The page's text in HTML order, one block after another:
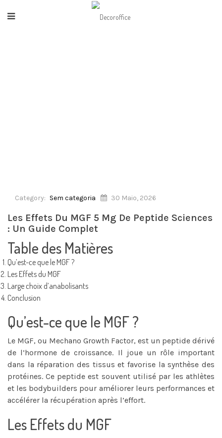
Category: Sem categoria 30 Maio, 2026
Les Effets Du MGF 5 Mg De Peptide Sciences
: Un Guide Complet
Table des Matières
Qu’est-ce que le MGF ?
Les Effets du MGF
Large choix d’anabolisants
Conclusion
Qu’est-ce que le MGF ?
Le MGF, ou Mechano Growth Factor, est un peptide dérivé
de l’hormone de croissance. Il joue un rôle important
dans la réparation des tissus et favorise la synthèse des
protéines. Ce peptide est souvent utilisé par les athlètes
et les bodybuilders pour améliorer leurs performances et
accélérer la récupération après l’effort.
Les Effets du MGF